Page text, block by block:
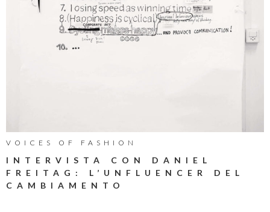
VOICES OF FASHION
INTERVISTA CON DANIEL
FREITAG: L’UNFLUENCER DEL
CAMBIAMENTO